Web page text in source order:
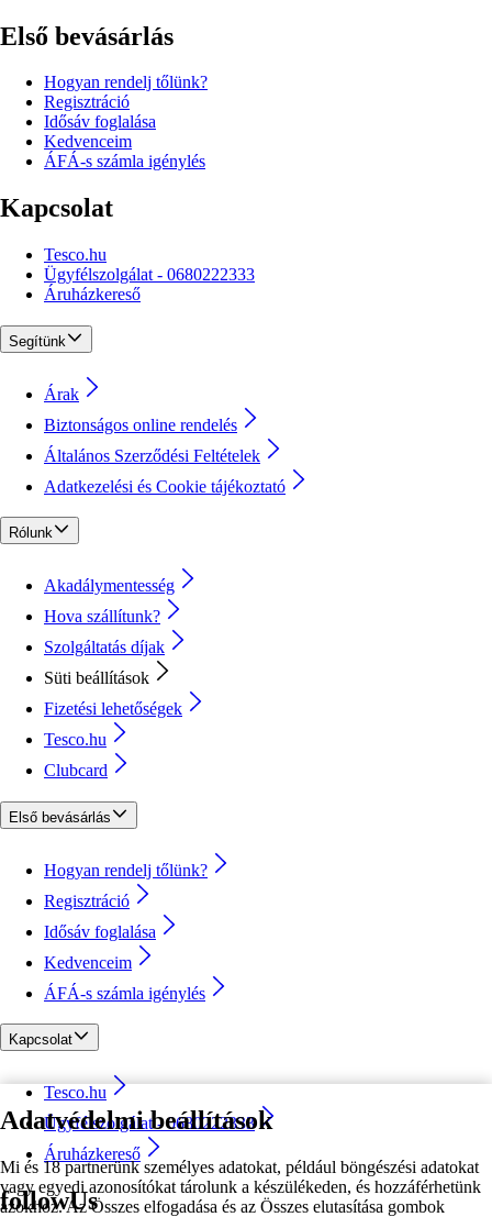
Adatvédelmi beállítások
Mi és 18 partnerünk személyes adatokat, például böngészési adatokat
vagy egyedi azonosítókat tárolunk a készülékeden, és hozzáférhetünk
azokhoz. Az Összes elfogadása és az Összes elutasítása gombok
Első bevásárlás
Hogyan rendelj tőlünk?
Regisztráció
Idősáv foglalása
Kedvenceim
ÁFÁ-s számla igénylés
Kapcsolat
Tesco.hu
Ügyfélszolgálat - 0680222333
Áruházkereső
Segítünk
Árak
Biztonságos online rendelés
Általános Szerződési Feltételek
Adatkezelési és Cookie tájékoztató
Rólunk
Akadálymentesség
Hova szállítunk?
Szolgáltatás díjak
Süti beállítások
Fizetési lehetőségek
Tesco.hu
Clubcard
Első bevásárlás
Hogyan rendelj tőlünk?
Regisztráció
Idősáv foglalása
Kedvenceim
ÁFÁ-s számla igénylés
Kapcsolat
Tesco.hu
Ügyfélszolgálat - 0680222333
Áruházkereső
followUs